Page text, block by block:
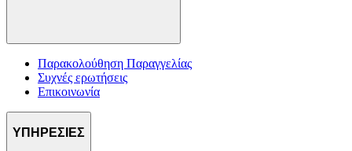
Παρακολούθηση Παραγγελίας
Συχνές ερωτήσεις
Επικοινωνία
ΥΠΗΡΕΣΙΕΣ